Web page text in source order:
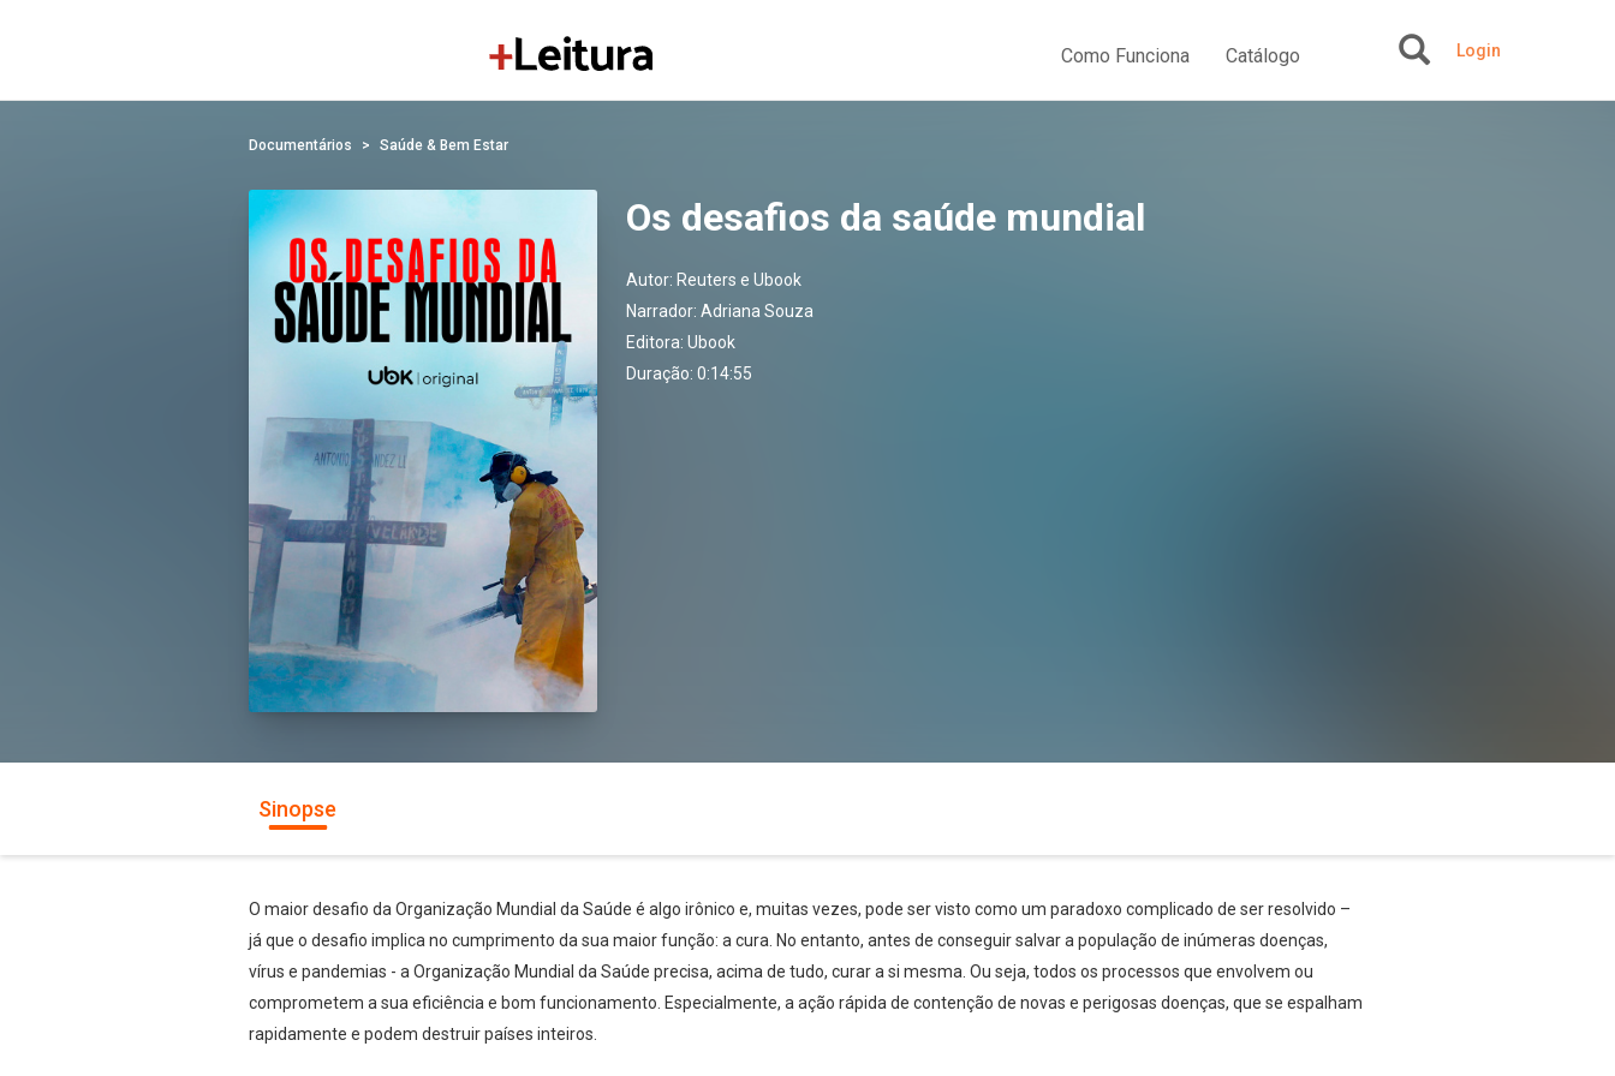
Como Funciona Catálogo Login
Documentários Saúde & Bem Estar
Os desafios da saúde mundial
Autor: Reuters e Ubook
Narrador: Adriana Souza
Editora: Ubook
Duração: 0:14:55
Sinopse
O maior desafio da Organização Mundial da Saúde é algo irônico e, muitas vezes, pode ser visto como um paradoxo complicado de ser resolvido –
já que o desafio implica no cumprimento da sua maior função: a cura. No entanto, antes de conseguir salvar a população de inúmeras doenças,
vírus e pandemias - a Organização Mundial da Saúde precisa, acima de tudo, curar a si mesma. Ou seja, todos os processos que envolvem ou
comprometem a sua eficiência e bom funcionamento. Especialmente, a ação rápida de contenção de novas e perigosas doenças, que se espalham
rapidamente e podem destruir países inteiros.